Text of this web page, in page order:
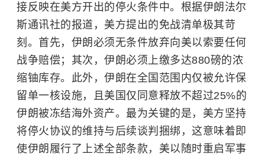
接反映在美方开出的停火条件中。根据伊朗法尔
斯通讯社的报道，美方提出的免战清单极其苛
刻。首先，伊朗必须无条件放弃向美以索要任何
战争赔偿；其次，伊朗必须上缴多达880磅的浓
缩铀库存。此外，伊朗在全国范围内仅被允许保
留单一核设施，且美国仅同意释放不超过25%的
伊朗被冻结海外资产。最为关键的是，美方坚持
将停火协议的维持与后续谈判捆绑，这意味着即
使伊朗履行了上述全部条款，美以随时重启军事